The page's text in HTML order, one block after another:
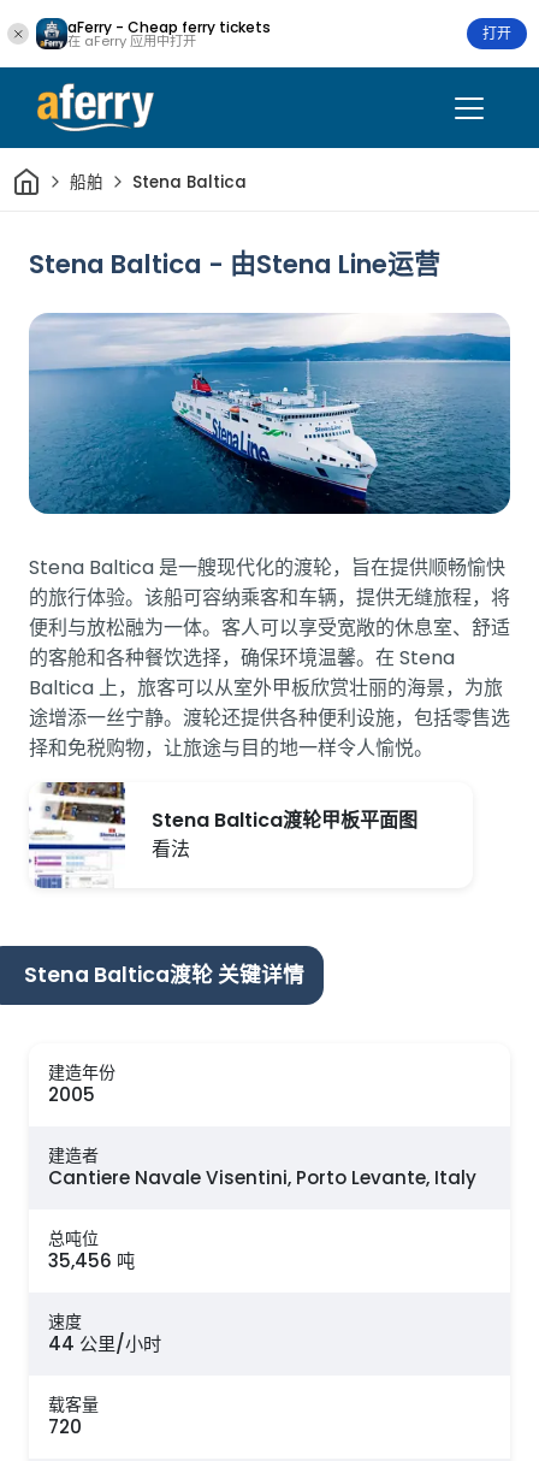
aFerry - Cheap ferry tickets
在 aFerry 应用中打开 打开
家 船舶 Stena Baltica
Stena Baltica - 由Stena Line运营
Stena Baltica 是一艘现代化的渡轮，旨在提供顺畅愉快
的旅行体验。该船可容纳乘客和车辆，提供无缝旅程，将
便利与放松融为一体。客人可以享受宽敞的休息室、舒适
的客舱和各种餐饮选择，确保环境温馨。在 Stena
Baltica 上，旅客可以从室外甲板欣赏壮丽的海景，为旅
途增添一丝宁静。渡轮还提供各种便利设施，包括零售选
择和免税购物，让旅途与目的地一样令人愉悦。
Stena Baltica渡轮甲板平面图
看法
Stena Baltica渡轮 关键详情
建造年份
2005
建造者
Cantiere Navale Visentini, Porto Levante, Italy
总吨位
35,456 吨
速度
44 公里/小时
载客量
720